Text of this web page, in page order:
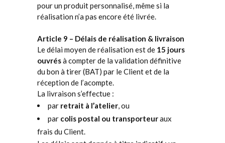
pour un produit personnalisé, même si la
réalisation n’a pas encore été livrée.
Article 9 – Délais de réalisation & livraison
Le délai moyen de réalisation est de 15 jours
ouvrésà compter de la validation définitive
du bon à tirer (BAT) par le Client et de la
réception de l’acompte.
La livraison s’effectue :
par retrait à l’atelier, ou
par colis postal ou transporteuraux
frais du Client.